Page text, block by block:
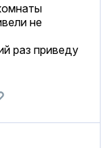
не
раз приведу